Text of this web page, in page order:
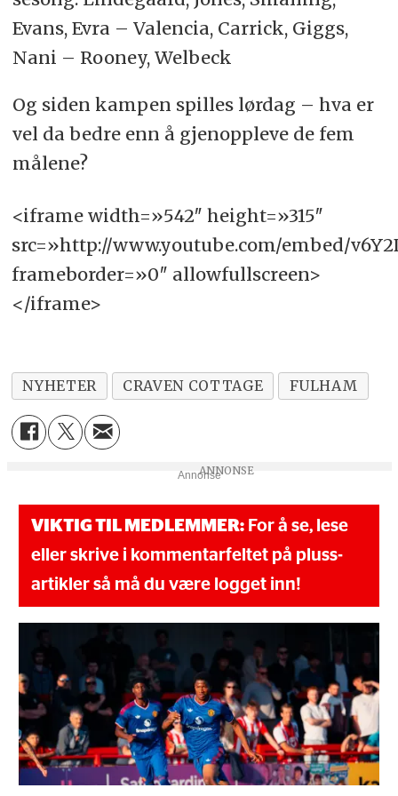
Evans, Evra – Valencia, Carrick, Giggs,
Nani – Rooney, Welbeck
Og siden kampen spilles lørdag – hva er
vel da bedre enn å gjenoppleve de fem
målene?
<iframe width=»542″ height=»315″
src=»http://www.youtube.com/embed/
frameborder=»0″ allowfullscreen>
</iframe>
NYHETER CRAVEN COTTAGE FULHAM
Annonse
VIKTIG TIL MEDLEMMER:For å se, lese
eller skrive i kommentarfeltet på pluss-
artikler så må du være logget inn!